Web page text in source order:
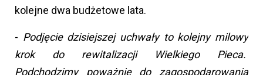
kolejne dwa budżetowe lata.
- Podjęcie dzisiejszej uchwały to kolejny milowy
krok do rewitalizacji Wielkiego Pieca.
Podchodzimy poważnie do zagospodarowania